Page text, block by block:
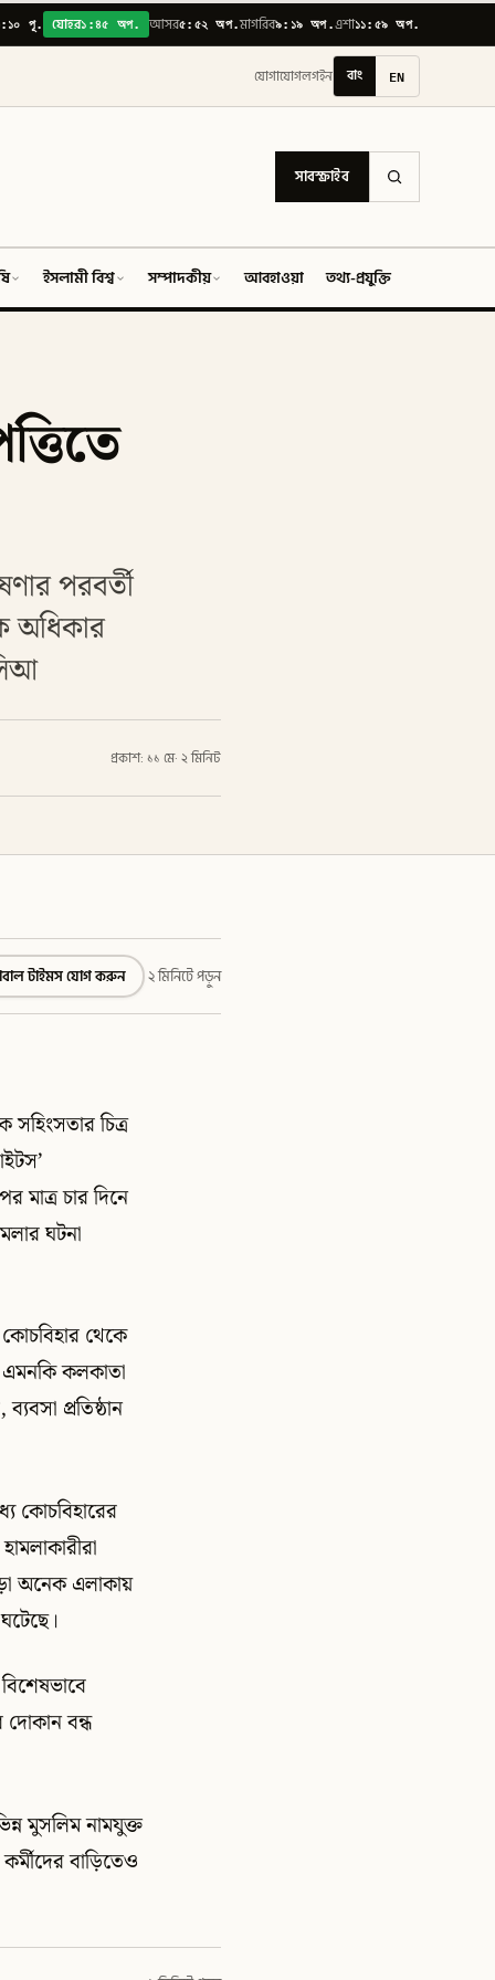
পূ. যোহর১:৪৫ অপ. আসর৫:৫২ অপ.মাগরিব৯:১৯ অপ.এশা১১:৫৯ অপ.
যোগাযোগলগইন বাং EN
সাবস্ক্রাইব
ইসলামী বিশ্ব সম্পাদকীয় আবহাওয়া তথ্য-প্রযুক্তি
পরবর্তী
অধিকার
প্রকাশ: ১১ মে· ২ মিনিট
টাইমস যোগ করুন ২ মিনিটে পড়ুন
সহিংসতার চিত্র
মাত্র চার দিনে
ঘটনা
থেকে
এমনকি কলকাতা
প্রতিষ্ঠান
কোচবিহারের
অনেক এলাকায়
দোকান বন্ধ
মুসলিম নামযুক্ত
বাড়িতেও